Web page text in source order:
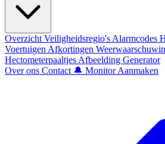
Overzicht Veiligheidsregio's Alarmcodes
Voertuigen Afkortingen
Hectometerpaaltjes Afbeelding Generator
Over ons Contact 🔔 Monitor Aanmaken